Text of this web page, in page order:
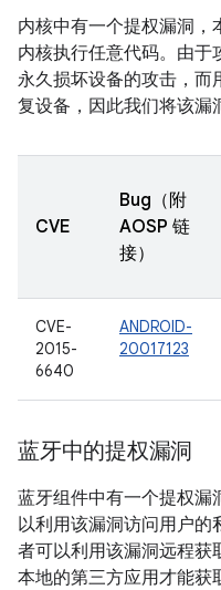
内核中有一个提权漏洞，
内核执行任意代码。由于
永久损坏设备的攻击，而
复设备，因此我们将该漏
CVE
Bug（附
AOSP 链
接）
CVE-
2015-
6640
ANDROID-
20017123
蓝牙中的提权漏洞
蓝牙组件中有一个提权漏
以利用该漏洞访问用户的
者可以利用该漏洞远程获
本地的第三方应用才能获